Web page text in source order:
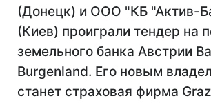
(Донецк) и ООО "КБ "Актив-
(Киев) проиграли тендер на
земельного банка Австрии
Burgenland. Его новым
станет страховая фирма